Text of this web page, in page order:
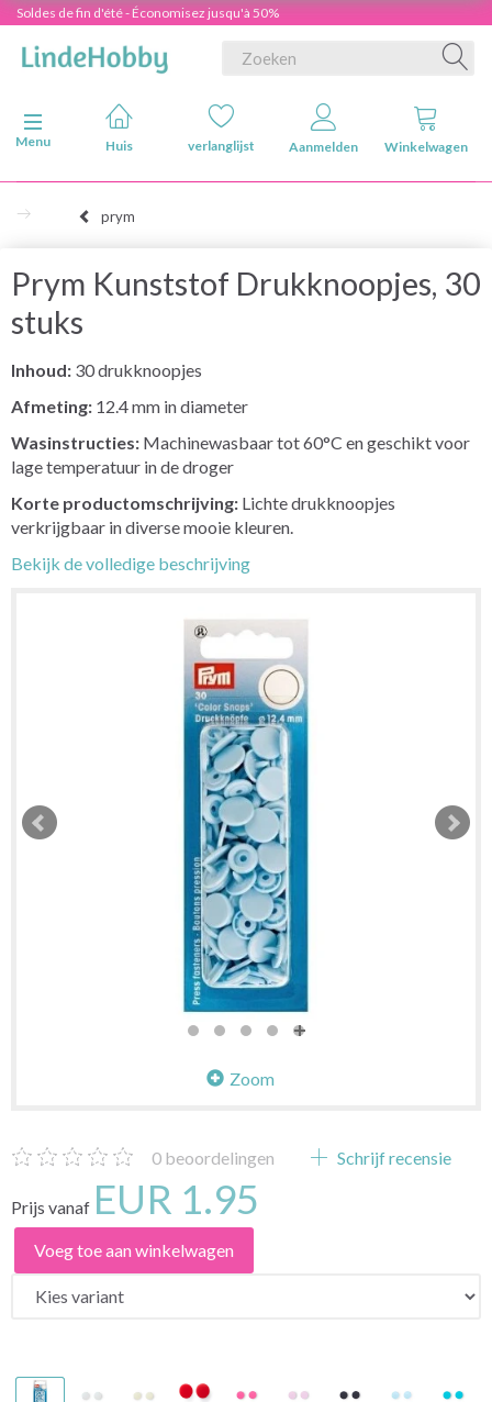
Soldes de fin d'été - Économisez jusqu'à 50%
Navigatie in-/uitschakelen
Menu
Huis verlanglijst Aanmelden Winkelwagen
prym
Prym Kunststof Drukknoopjes, 30
stuks
Inhoud: 30 drukknoopjes
Afmeting: 12.4 mm in diameter
Wasinstructies: Machinewasbaar tot 60°C en geschikt voor
lage temperatuur in de droger
Korte productomschrijving: Lichte drukknoopjes
verkrijgbaar in diverse mooie kleuren.
Bekijk de volledige beschrijving
Zoom
0 beoordelingen Schrijf recensie
Prijs vanaf EUR 1.95
Voeg toe aan winkelwagen